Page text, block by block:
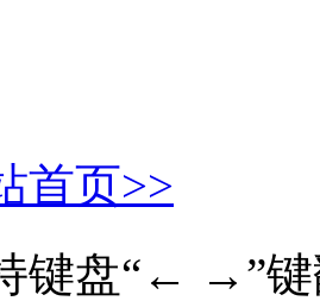
首页>>
键盘“← →”键